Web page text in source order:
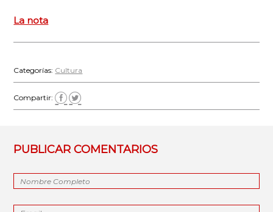
La nota
Categorías: Cultura
Compartir:
PUBLICAR COMENTARIOS